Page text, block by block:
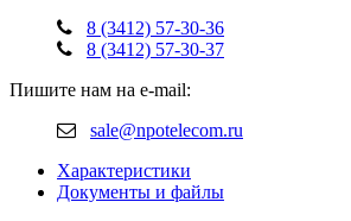
8 (3412) 57-30-36
8 (3412) 57-30-37
Пишите нам на e-mail:
sale@npotelecom.ru
Характеристики
Документы и файлы